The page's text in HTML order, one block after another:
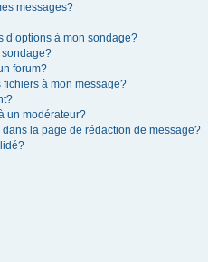
messages?
d’options à mon sondage?
forum?
à mon message?
un modérateur?
dans la page de rédaction de message?